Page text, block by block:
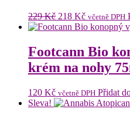
229Kč Původní
cena
218 KčAktuální
cena
218 Kč.
včetně DPH
Footcann Bio
krém na nohy
120 Kč včetně DPH Přidat
Sleva!